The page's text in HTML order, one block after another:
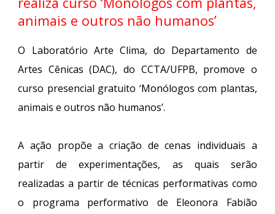
animais e outros não humanos’
O Laboratório Arte Clima, do Departamento de
Artes Cênicas (DAC), do CCTA/UFPB, promove o
curso presencial gratuito ‘Monólogos com plantas,
animais e outros não humanos’.
A ação propõe a criação de cenas individuais a
partir de experimentações, as quais serão
realizadas a partir de técnicas performativas como
o programa performativo de Eleonora Fabião